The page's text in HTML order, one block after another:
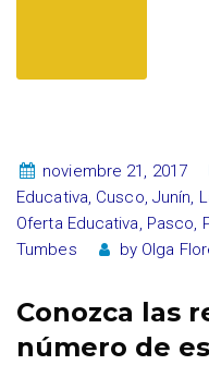
noviembre 21, 2017
Educativa, Cusco, Junín,
Oferta Educativa, Pasco,
Tumbes
by Olga
Conozca las
número de